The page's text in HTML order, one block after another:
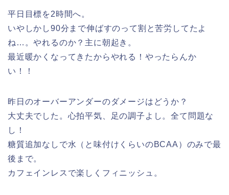
平日目標を2時間へ。
いやしかし90分まで伸ばすのって割と苦労してたよ
ね…。やれるのか？主に朝起き。
最近暖かくなってきたからやれる！やったらんか
い！！
昨日のオーバーアンダーのダメージはどうか？
大丈夫でした。心拍平気、足の調子よし。全て問題な
し！
糖質追加なしで水（と味付けくらいのBCAA）のみで最
後まで。
カフェインレスで楽しくフィニッシュ。